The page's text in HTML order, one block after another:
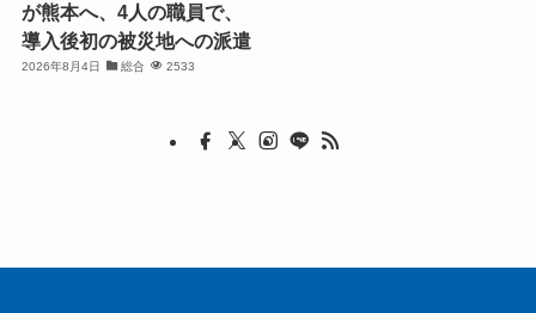
が熊本へ、4人の職員で、
導入後初の被災地への派遣
2026年8月4日 総合 2533